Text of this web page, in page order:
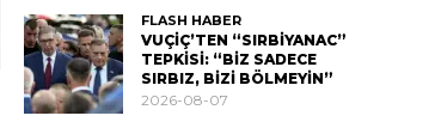
FLASH HABER
VUÇİÇ’TEN “SIRBİYANAC”
TEPKİSİ: “BİZ SADECE
SIRBIZ, BİZİ BÖLMEYİN”
2026-08-07